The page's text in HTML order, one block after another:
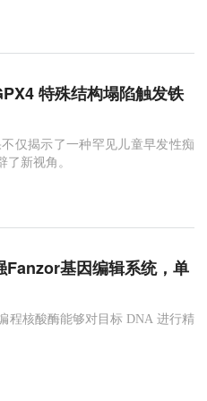
特殊结构塌陷触发铁
仅揭示了一种罕见儿童早发性痴
新视角。
基因编辑系统，单
程核酸酶能够对目标 DNA 进行精